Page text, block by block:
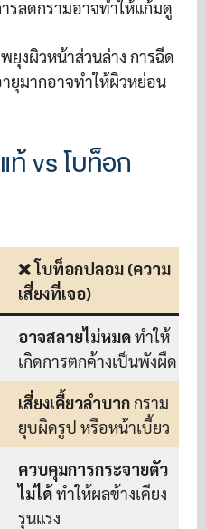
รลดกรามอาจทำให้แก้มดู
ยุงผิวหน้าส่วนล่าง การฉีด
ยุมากอาจทำให้ผิวหย่อน
ท้ vs โบท็อก
❌ โบท็อกปลอม (ความ
เสี่ยงที่เจอ)
อาจสลายไม่หมดทำให้
เกิดการตกค้างเป็นพังผืด
เสี่ยงเคี้ยวลำบากกราม
ยุบผิดรูป หรือหน้าเบี้ยว
ควบคุมการกระจายตัว
ไม่ได้ทำให้ผลข้างเคียง
รุนแรง